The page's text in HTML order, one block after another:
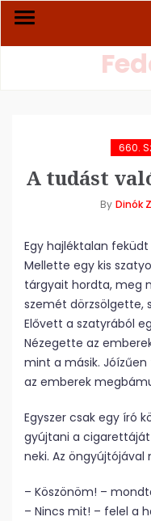
660.
A tudást
By Dinók
Egy hajléktalan
Mellette egy kis
tárgyait hordta, meg
szemét dörzsölgette,
Elővett a szatyrából
Nézegette az
mint a másik.
az emberek
Egyszer csak egy író
gyújtani a
neki. Az
– Köszönöm! –
– Nincs mit! – felel a